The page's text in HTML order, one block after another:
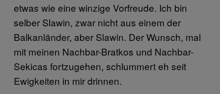
etwas wie eine winzige Vorfreude. Ich bin
selber Slawin, zwar nicht aus einem der
Balkanländer, aber Slawin. Der Wunsch, mal
mit meinen Nachbar-Bratkos und Nachbar-
Sekicas fortzugehen, schlummert eh seit
Ewigkeiten in mir drinnen.